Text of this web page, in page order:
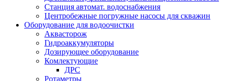
Станция автомат. водоснабжения
Центробежные погружные насосы для скважин
Оборудование для водоочистки
Аквасторож
Гидроаккумуляторы
Дозирующее оборудование
Комлектующие
ДРС
Ротаметры